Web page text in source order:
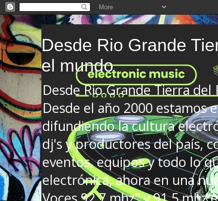
Desde Rio Grande
el mundo
Desde Rio Grande Tierra
Desde el año 2000 estamos
difundiendo la cultura
dj's y productores del país,
eventos, equipos y todo lo
electrónica, ahora en una